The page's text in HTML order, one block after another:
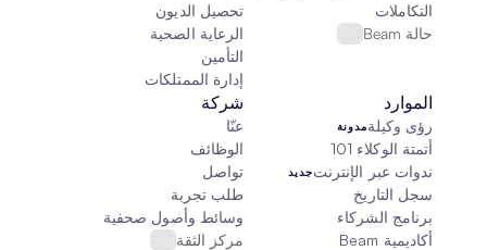
التكاملات
حالة Beam
تحصيل الديون
الرعاية الصحية
التأمين
إدارة الممتلكات
الموارد
رؤى وكيلةمدونة
أتمتة الوكلاء 101
ندوات عبر الإنترنتجديد
سجل التاريخ
برنامج الشركاء
أكاديمية Beam
شركة
عنّا
الوظائف
تواصل
طلب تجربة
وسائط وأصول صحفية
مركز الثقة